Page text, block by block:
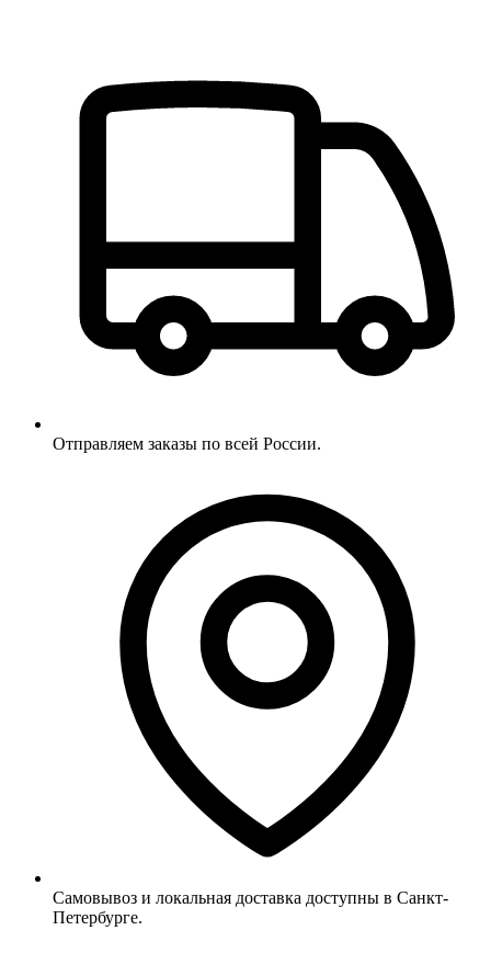
Отправляем заказы по всей России.
Самовывоз и локальная доставка доступны в Санкт-
Петербурге.